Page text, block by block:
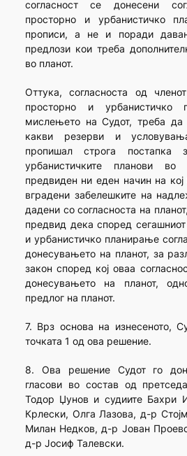
согласност се донесени
просторно и урбанистичко
прописи, а не и поради
предлози кои треба
во планот.
Оттука, согласноста од
просторно и урбанистичко
мислењето на Судот, треба
какви резерви и
пропишал строга постапка
урбанистичките планови
предвиден ни еден начин на
вградени забелешките на
дадени со согласноста на
предвид дека според
и урбанистичко планирање
донесувањето на планот, за
закон според кој оваа
донесувањето на планот,
предлог на планот.
7. Врз основа на изнесеното,
точката 1 од ова решение.
8. Ова решение Судот го
гласови во состав од
Тодор Џунов и судиите Бахри
Крлески, Олга Лазова, д-р
Милан Недков, д-р Јован
д-р Јосиф Талевски.